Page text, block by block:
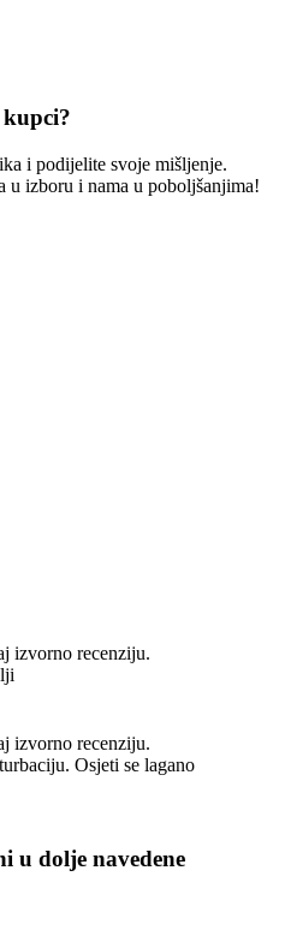
i podijelite svoje mišljenje.
u izboru i nama u poboljšanjima!
izvorno recenziju.
izvorno recenziju.
Osjeti se lagano
u dolje navedene